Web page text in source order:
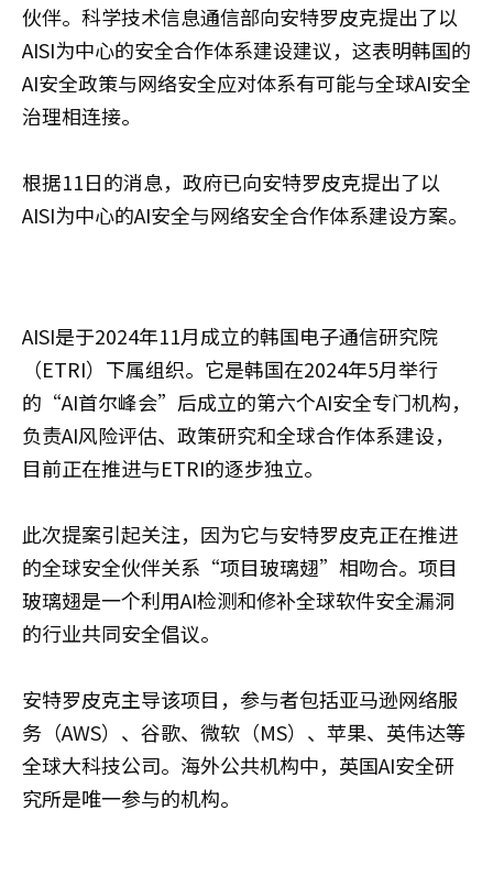
伙伴。科学技术信息通信部向安特罗皮克提出了以
AISI为中心的安全合作体系建设建议，这表明韩国的
AI安全政策与网络安全应对体系有可能与全球AI安全
治理相连接。
根据11日的消息，政府已向安特罗皮克提出了以
AISI为中心的AI安全与网络安全合作体系建设方案。
AISI是于2024年11月成立的韩国电子通信研究院
（ETRI）下属组织。它是韩国在2024年5月举行
的“AI首尔峰会”后成立的第六个AI安全专门机构，
负责AI风险评估、政策研究和全球合作体系建设，
目前正在推进与ETRI的逐步独立。
此次提案引起关注，因为它与安特罗皮克正在推进
的全球安全伙伴关系“项目玻璃翅”相吻合。项目
玻璃翅是一个利用AI检测和修补全球软件安全漏洞
的行业共同安全倡议。
安特罗皮克主导该项目，参与者包括亚马逊网络服
务（AWS）、谷歌、微软（MS）、苹果、英伟达等
全球大科技公司。海外公共机构中，英国AI安全研
究所是唯一参与的机构。